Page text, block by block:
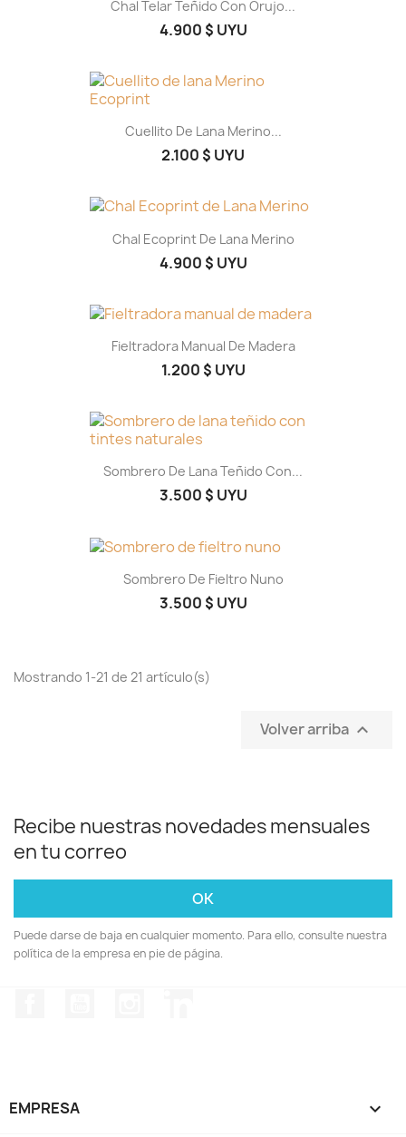
Chal Telar Teñido Con Orujo...
4.900 $ UYU
Cuellito De Lana Merino...
2.100 $ UYU
Chal Ecoprint De Lana Merino
4.900 $ UYU
Fieltradora Manual De Madera
1.200 $ UYU
Sombrero De Lana Teñido Con...
3.500 $ UYU
Sombrero De Fieltro Nuno
3.500 $ UYU
Mostrando 1-21 de 21 artículo(s)
Volver arriba 
Recibe nuestras novedades mensuales
en tu correo
Puede darse de baja en cualquier momento. Para ello, consulte nuestra
política de la empresa en pie de página.
EMPRESA 